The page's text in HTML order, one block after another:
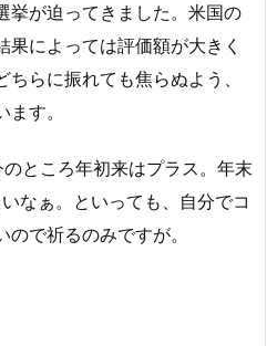
挙が迫ってきました。米国の
によっては評価額が大きく
らに振れても焦らぬよう、
す。
ところ年初来はプラス。年末
なぁ。といっても、自分でコ
で祈るのみですが。